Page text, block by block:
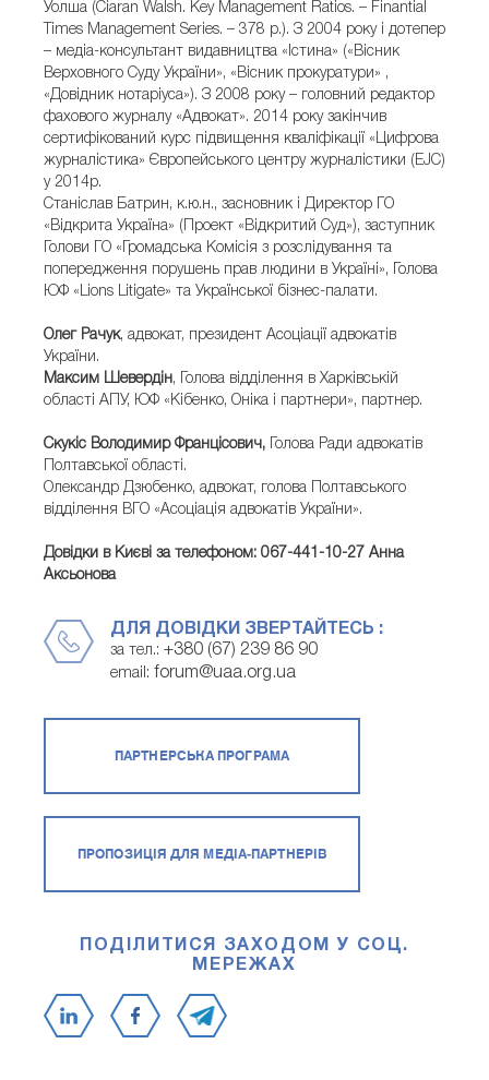
Уолша (Ciaran Walsh. Key Management Ratios. – Finantial
Times Management Series. – 378 p.). З 2004 року і дотепер
– медіа-консультант видавництва «Істина» («Вісник
Верховного Суду України», «Вісник прокуратури» ,
«Довідник нотаріуса»). З 2008 року – головний редактор
фахового журналу «Адвокат». 2014 року закінчив
сертифікований курс підвищення кваліфікації «Цифрова
журналістика» Європейського центру журналістики (EJC)
у 2014р.
Станіслав Батрин, к.ю.н., засновник і Директор ГО
«Відкрита Україна» (Проект «Відкритий Суд»), заступник
Голови ГО «Громадська Комісія з розслідування та
попередження порушень прав людини в Україні», Голова
ЮФ «Lions Litigate» та Української бізнес-палати.
Олег Рачук, адвокат, президент Асоціації адвокатів
України.
Максим Шевердін, Голова відділення в Харківській
області АПУ, ЮФ «Кібенко, Оніка і партнери», партнер.
Cкукіс Володимир Францісович, Голова Ради адвокатів
Полтавської області.
Олександр Дзюбенко, адвокат, голова Полтавського
відділення ВГО «Асоціація адвокатів України».
Довідки в Києві за телефоном: 067-441-10-27 Анна
Аксьонова
ДЛЯ ДОВІДКИ ЗВЕРТАЙТЕСЬ :
за тел.: +380 (67) 239 86 90
email: forum@uaa.org.ua
ПАРТНЕРСЬКА ПРОГРАМА
ПРОПОЗИЦІЯ ДЛЯ МЕДІА-ПАРТНЕРІВ
ПОДІЛИТИСЯ ЗАХОДОМ У СОЦ.
МЕРЕЖАХ